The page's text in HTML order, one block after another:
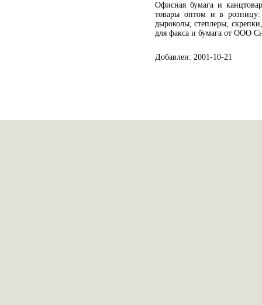
Офисная бумага и
товары оптом и в
дыроколы, степлеры,
для факса и бумага от ООО
Добавлен: 2001-10-21